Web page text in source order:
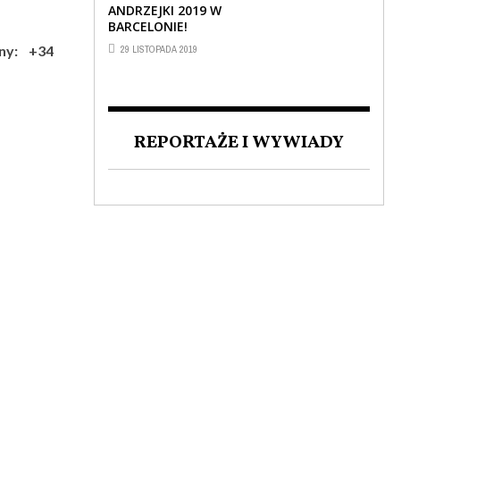
+34
ANDRZEJKI 2019 W
BARCELONIE!
29 LISTOPADA 2019
REPORTAŻE I WYWIADY
MIŁOŚCI DO NASZEGO
JĘZYKA I FASCYNACJI
POLSKĄ KULTURĄ.